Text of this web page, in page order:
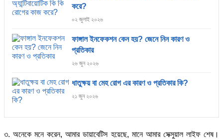
করে?
০২ জুলাই ২০২৬
ফাঙ্গাল ইনফেকশন কেন হয়? জেনে নিন কারণ ও
প্রতিকার
২৬ জুন ২০২৬
ধাতুক্ষয় বা মেহ রোগ এর কারণ ও প্রতিকার কি?
২১ জুন ২০২৬
৩. অনেকে মনে করেন, আমার ডায়াবেটিস হয়েছে, মানে আমার সেক্সুয়াল লাইফ শেষ।